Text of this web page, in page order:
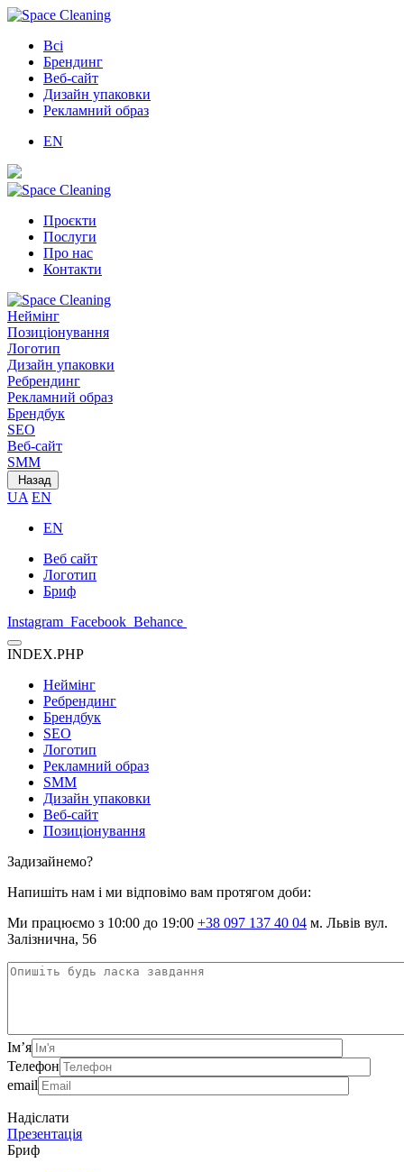
Всі
Брендинг
Веб-сайт
Дизайн упаковки
Рекламний образ
EN
Проєкти
Послуги
Про нас
Контакти
Неймінг
Позиціонування
Логотип
Дизайн упаковки
Ребрендинг
Рекламний образ
Брендбук
SEO
Веб-сайт
SMM
Назад
UA EN
EN
Веб сайт
Логотип
Бриф
Instagram Facebook Behance
INDEX.PHP
Неймінг
Ребрендинг
Брендбук
SEO
Логотип
Рекламний образ
SMM
Дизайн упаковки
Веб-сайт
Позиціонування
Задизайнемо?
Напишіть нам і ми відповімо вам протягом доби:
Ми працюємо з 10:00 до 19:00 +38 097 137 40 04 м. Львів вул.
Залізнична, 56
Ім’я
Телефон
email
Надіслати
Презентація
Бриф